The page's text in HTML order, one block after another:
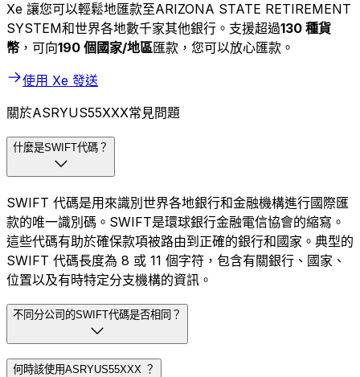
Xe 讓您可以輕鬆地匯款至ARIZONA STATE RETIREMENT
SYSTEM和世界各地數千家其他銀行。支援超過130 種貨
幣 ，可向190 個國家/地區匯款，您可以放心匯款。
使用 Xe 發送
關於ASRYUS55XXX常見問題
什麼是SWIFT代碼？
SWIFT 代碼是用來識別世界各地銀行和金融機構進行國際匯
款的唯一識別碼。SWIFT是環球銀行金融電信協會的縮寫。
這些代碼有助於確保款項被路由到正確的銀行和國家。典型的
SWIFT 代碼長度為 8 或 11 個字符，包含有關銀行、國家、
位置以及有時特定分支機構的資訊。
不同分公司的SWIFT代碼是否相同？
何時該使用ASRYUS55XXX ？